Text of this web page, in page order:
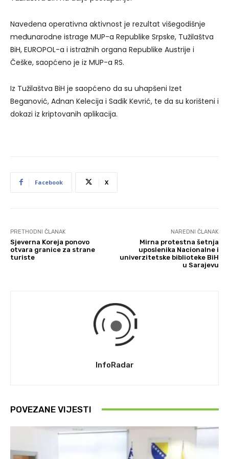
Navedena operativna aktivnost je rezultat višegodišnje
međunarodne istrage MUP-a Republike Srpske, Tužilaštva
BiH, EUROPOL-a i istražnih organa Republike Austrije i
Češke, saopćeno je iz MUP-a RS.
Iz Tužilaštva BiH je saopćeno da su uhapšeni Izet
Beganović, Adnan Kelecija i Sadik Kevrić, te da su korišteni i
dokazi iz kriptovanih aplikacija.
Facebook X
PRETHODNI ČLANAK
Sjeverna Koreja ponovo
otvara granice za strane
turiste
NAREDNI ČLANAK
Mirna protestna šetnja
uposlenika Nacionalne i
univerzitetske biblioteke BiH
u Sarajevu
InfoRadar
POVEZANE VIJESTI